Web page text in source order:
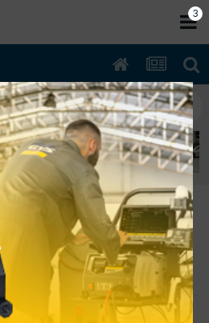
156 02/2004 1.9cc
avaria impianto
2